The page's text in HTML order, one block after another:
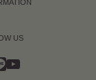
US